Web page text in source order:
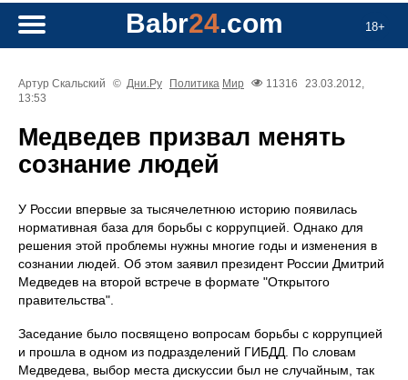
18+
Babr24.com
Артур Скальский © Дни.Ру Политика Мир 11316
23.03.2012,
13:53
Медведев призвал менять
сознание людей
У России впервые за тысячелетнюю историю появилась
нормативная база для борьбы с коррупцией. Однако для
решения этой проблемы нужны многие годы и изменения в
сознании людей. Об этом заявил президент России Дмитрий
Медведев на второй встрече в формате "Открытого
правительства".
Заседание было посвящено вопросам борьбы с коррупцией
и прошла в одном из подразделений ГИБДД. По словам
Медведева, выбор места дискуссии был не случайным, так